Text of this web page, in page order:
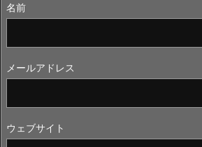
名前
メールアドレス
ウェブサイト